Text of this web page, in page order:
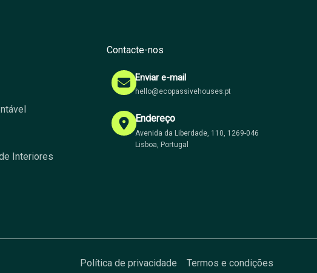
Interiores
Contacte-nos
Enviar e-mail
hello@ecopassivehouses.pt
Endereço
Avenida da Liberdade, 110, 1269-046
Lisboa, Portugal
Política de privacidade Termos e condições